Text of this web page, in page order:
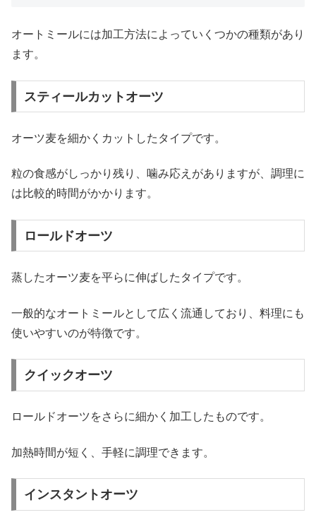
オートミールには加工方法によっていくつかの種類があり
ます。
スティールカットオーツ
オーツ麦を細かくカットしたタイプです。
粒の食感がしっかり残り、噛み応えがありますが、調理に
は比較的時間がかかります。
ロールドオーツ
蒸したオーツ麦を平らに伸ばしたタイプです。
一般的なオートミールとして広く流通しており、料理にも
使いやすいのが特徴です。
クイックオーツ
ロールドオーツをさらに細かく加工したものです。
加熱時間が短く、手軽に調理できます。
インスタントオーツ